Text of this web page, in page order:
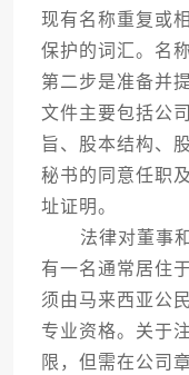
现有名称重复或
保护的词汇。名
第二步是准备并
文件主要包括公
旨、股本结构、
秘书的同意任职
址证明。
法律对董事和
有一名通常居住
须由马来西亚公
专业资格。关于
限，但需在公司